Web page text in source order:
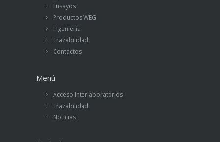
Ensayos
Productos WEG
Ingeniería
Trazabilidad
Contactos
Menú
Acceso Interlaboratorios
Trazabilidad
Noticias